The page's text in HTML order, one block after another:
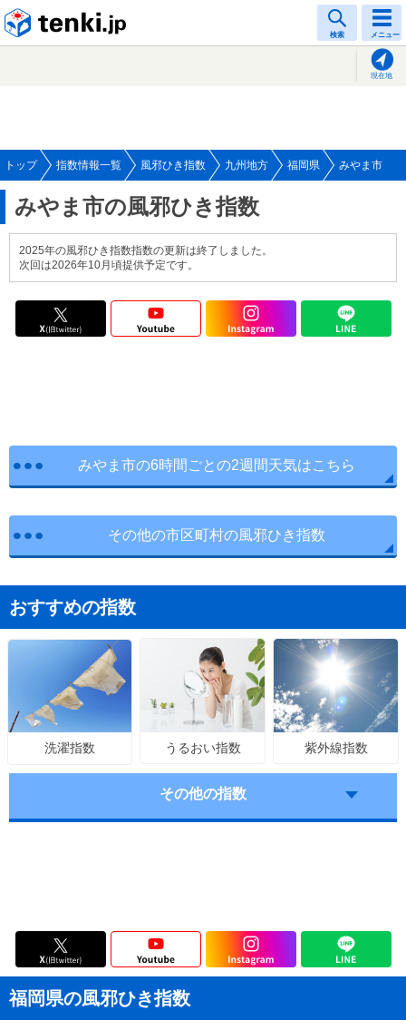
検索 メニュー
現在地
トップ 指数情報一覧 風邪ひき指数 九州地方 福岡県 みやま市
みやま市の風邪ひき指数
2025年の風邪ひき指数指数の更新は終了しました。
次回は2026年10月頃提供予定です。
みやま市の6時間ごとの2週間天気はこちら
その他の市区町村の風邪ひき指数
おすすめの指数
洗濯指数 うるおい指数 紫外線指数
その他の指数
福岡県の風邪ひき指数